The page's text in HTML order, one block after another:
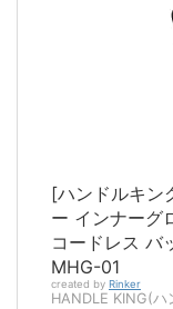
[ハンドルキン
ー インナーグ
コードレス バ
MHG-01
created by Rinker
HANDLE KING(ハ